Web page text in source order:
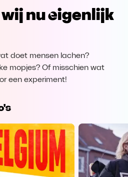
Download
nu eigenlijk
doet mensen lachen?
mopjes? Of misschien wat
een experiment!